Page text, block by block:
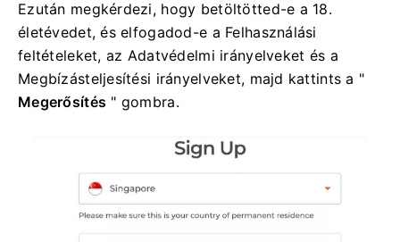
Ezután megkérdezi, hogy betöltötted-e a 18.
életévedet, és elfogadod-e a Felhasználási
feltételeket, az Adatvédelmi irányelveket és a
Megbízásteljesítési irányelveket, majd kattints a "
Megerősítés " gombra.